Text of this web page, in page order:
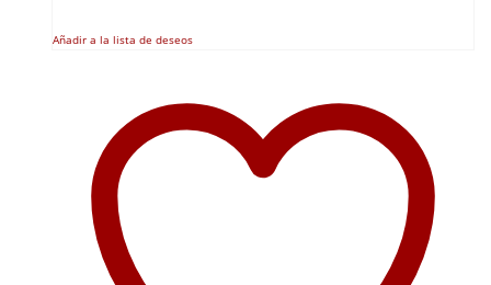
Añadir a la lista de deseos